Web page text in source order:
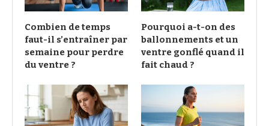
Combien de temps
faut-il s’entraîner par
semaine pour perdre
du ventre ?
Pourquoi a-t-on des
ballonnements et un
ventre gonflé quand il
fait chaud ?